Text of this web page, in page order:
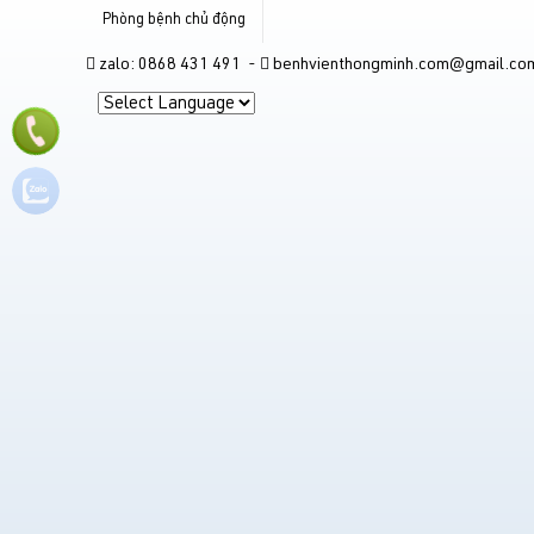
Phòng bệnh chủ động
zalo: 0868 431 491 -